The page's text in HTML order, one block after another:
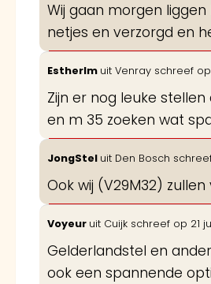
Wij gaan morgen
netjes en verzorgd en
EstherIm uit Venray schreef op
Zijn er nog leuke
en m 35 zoeken wat
JongStel uit Den Bosch
Ook wij (V29M32)
Voyeur uit Cuijk schreef op 21
Gelderlandstel en
ook een spannende